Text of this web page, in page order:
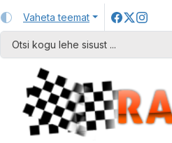
Vaheta teemat